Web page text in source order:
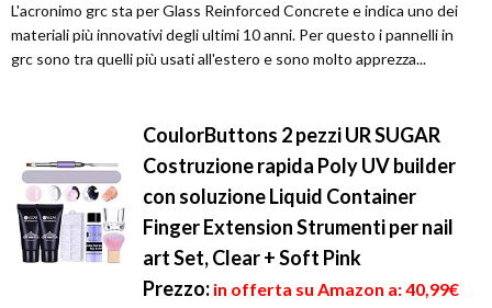
L'acronimo grc sta per Glass Reinforced Concrete e indica uno dei
materiali più innovativi degli ultimi 10 anni. Per questo i pannelli in
grc sono tra quelli più usati all'estero e sono molto apprezza...
CoulorButtons 2 pezzi UR SUGAR
Costruzione rapida Poly UV builder
con soluzione Liquid Container
Finger Extension Strumenti per nail
art Set, Clear + Soft Pink
Prezzo: in offerta su Amazon a: 40,99€